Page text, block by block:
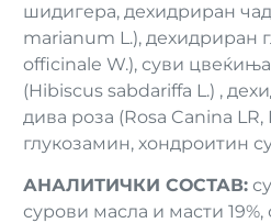
шидигера, дехидриран
marianum L.), дехидриран
officinale W.), суви
(Hibiscus sabdariffa L.) ,
дива роза (Rosa Canina LR,
глукозамин, хондроитин
АНАЛИТИЧКИ СОСТАВ:
сурови масла и масти 19%,